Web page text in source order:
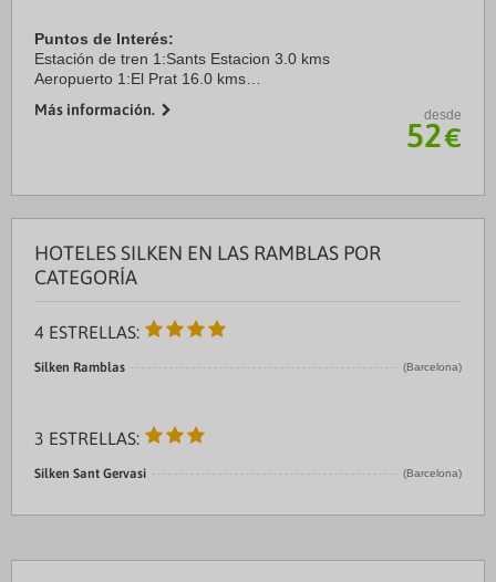
Puntos de Interés:
Estación de tren 1:Sants Estacion 3.0 kms
Aeropuerto 1:El Prat 16.0 kms
Centro Ciudad:Ramblas 0.0 kms
Más información. desde
52€
HOTELES SILKEN EN LAS RAMBLAS POR
CATEGORÍA
4 ESTRELLAS:
Silken Ramblas (Barcelona)
3 ESTRELLAS:
Silken Sant Gervasi (Barcelona)